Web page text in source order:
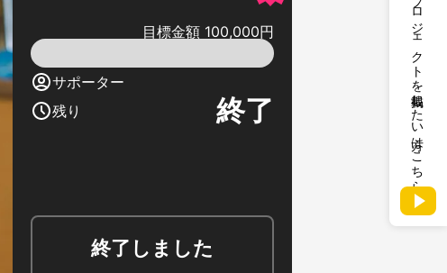
プロジェクトを掲載したい方はこちら
目標金額 100,000円
サポーター
残り
終了
終了しました